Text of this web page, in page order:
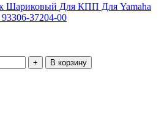
Шариковый Для КПП Для Yamaha
37204-00
В корзину